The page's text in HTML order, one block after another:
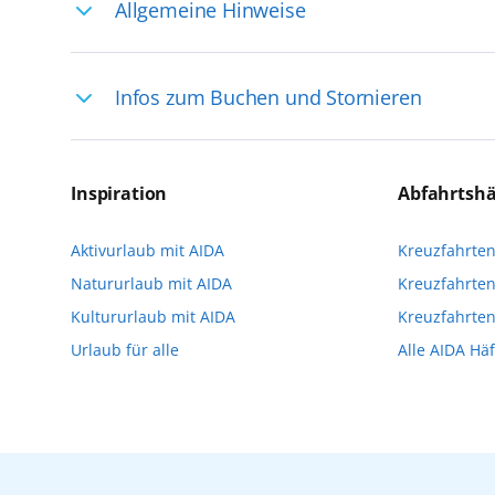
Allgemeine Hinweise
selten, sodass dort englischsprachige
das Reiseerlebnis
Infos zum Buchen und Stornieren
Reservierungsanfrage über aida.de/
Verfügung stehen. Deshalb empfehlen
vorzunehmen.
Inspiration
Aktivurlaub mit AIDA
Natururlaub mit AIDA
Kultururlaub mit AIDA
Urlaub für alle
Alle AIDA